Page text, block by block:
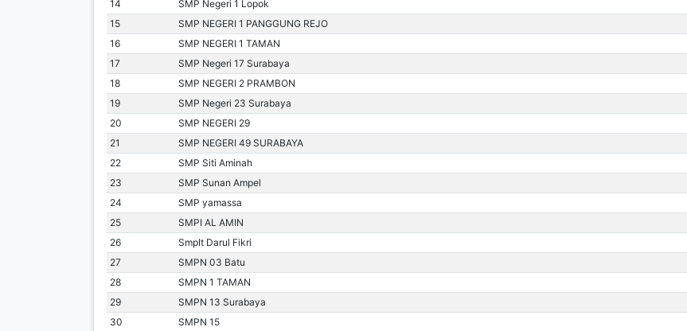
14 SMP Negeri 1 Lopok
15 SMP NEGERI 1 PANGGUNG REJO
16 SMP NEGERI 1 TAMAN
17 SMP Negeri 17 Surabaya
18 SMP NEGERI 2 PRAMBON
19 SMP Negeri 23 Surabaya
20 SMP NEGERI 29
21 SMP NEGERI 49 SURABAYA
22 SMP Siti Aminah
23 SMP Sunan Ampel
24 SMP yamassa
25 SMPI AL AMIN
26 SmpIt Darul Fikri
27 SMPN 03 Batu
28 SMPN 1 TAMAN
29 SMPN 13 Surabaya
30 SMPN 15